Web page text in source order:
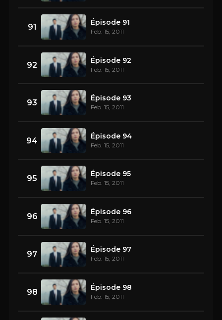
91 Épisode 91
Feb. 15, 2011
92 Épisode 92
Feb. 15, 2011
93 Épisode 93
Feb. 15, 2011
94 Épisode 94
Feb. 15, 2011
95 Épisode 95
Feb. 15, 2011
96 Épisode 96
Feb. 15, 2011
97 Épisode 97
Feb. 15, 2011
98 Épisode 98
Feb. 15, 2011